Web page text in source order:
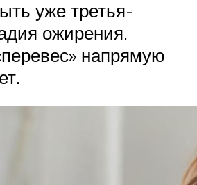
уже третья-
ожирения.
напрямую